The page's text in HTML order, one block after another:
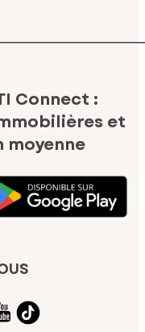
Connect :
et
moyenne